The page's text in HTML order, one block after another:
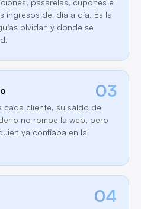
ingresos del día a día. Es la
olvidan y donde se
03
cada cliente, su saldo de
no rompe la web, pero
ya confiaba en la
04